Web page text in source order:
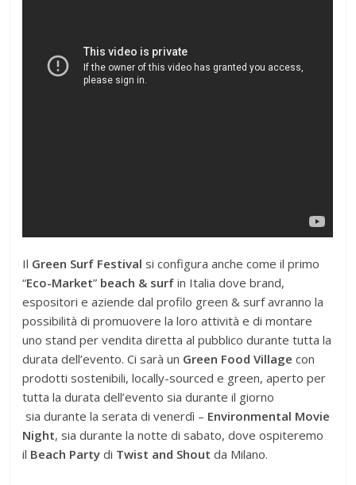
Il Green Surf Festival si configura anche come il primo
“Eco-Market” beach & surf in Italia dove brand,
espositori e aziende dal profilo green & surf avranno la
possibilità di promuovere la loro attività e di montare
uno stand per vendita diretta al pubblico durante tutta la
durata dell’evento. Ci sarà un Green Food Village con
prodotti sostenibili, locally-sourced e green, aperto per
tutta la durata dell’evento sia durante il giorno
sia durante la serata di venerdì – Environmental Movie
Night, sia durante la notte di sabato, dove ospiteremo
il Beach Party di Twist and Shoutda Milano.